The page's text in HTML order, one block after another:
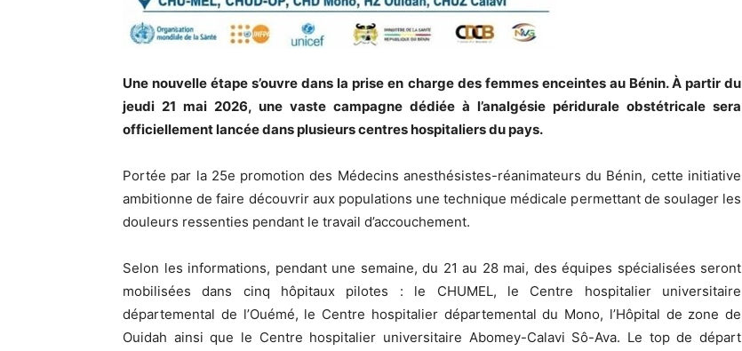
Une nouvelle étape s’ouvre dans la prise en charge des femmes enceintes au Bénin. À partir du
jeudi 21 mai 2026, une vaste campagne dédiée à l’analgésie péridurale obstétricale sera
officiellement lancée dans plusieurs centres hospitaliers du pays.
Portée par la 25e promotion des Médecins anesthésistes-réanimateurs du Bénin, cette initiative
ambitionne de faire découvrir aux populations une technique médicale permettant de soulager les
douleurs ressenties pendant le travail d’accouchement.
Selon les informations, pendant une semaine, du 21 au 28 mai, des équipes spécialisées seront
mobilisées dans cinq hôpitaux pilotes : le CHUMEL, le Centre hospitalier universitaire
départemental de l’Ouémé, le Centre hospitalier départemental du Mono, l’Hôpital de zone de
Ouidah ainsi que le Centre hospitalier universitaire Abomey-Calavi Sô-Ava. Le top de départ